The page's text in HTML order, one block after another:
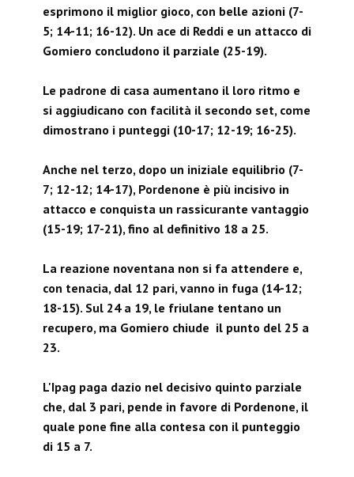
esprimono il miglior gioco, con belle azioni (7-
5; 14-11; 16-12). Un ace di Reddi e un attacco di
Gomiero concludono il parziale (25-19).
Le padrone di casa aumentano il loro ritmo e
si aggiudicano con facilità il secondo set, come
dimostrano i punteggi (10-17; 12-19; 16-25).
Anche nel terzo, dopo un iniziale equilibrio (7-
7; 12-12; 14-17), Pordenone è più incisivo in
attacco e conquista un rassicurante vantaggio
(15-19; 17-21), fino al definitivo 18 a 25.
La reazione noventana non si fa attendere e,
con tenacia, dal 12 pari, vanno in fuga (14-12;
18-15). Sul 24 a 19, le friulane tentano un
recupero, ma Gomiero chiude il punto del 25 a
23.
L'Ipag paga dazio nel decisivo quinto parziale
che, dal 3 pari, pende in favore di Pordenone, il
quale pone fine alla contesa con il punteggio
di 15 a 7.